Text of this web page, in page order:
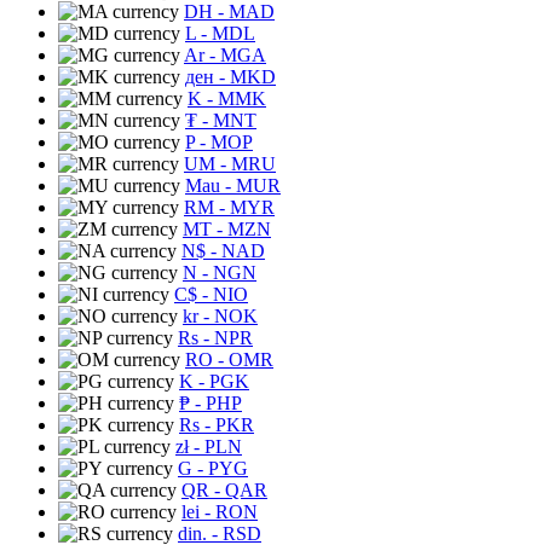
DH - MAD
L - MDL
Ar- MGA
ден - MKD
K - MMK
₮ - MNT
P- MOP
UM - MRU
Mau - MUR
RM - MYR
MT - MZN
N$ - NAD
N - NGN
C$ - NIO
kr- NOK
Rs - NPR
RO - OMR
K - PGK
₱ - PHP
Rs - PKR
zł- PLN
G - PYG
QR - QAR
lei - RON
din. - RSD